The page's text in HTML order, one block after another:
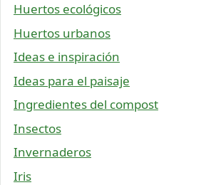
Huertos ecológicos
Huertos urbanos
Ideas e inspiración
Ideas para el paisaje
Ingredientes del compost
Insectos
Invernaderos
Iris